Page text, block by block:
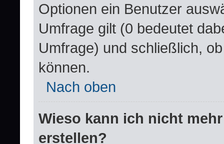
Optionen ein Benutzer
Umfrage gilt (0 bedeutet
Umfrage) und schließlich,
können.
Nach oben
Wieso kann ich nicht
erstellen?